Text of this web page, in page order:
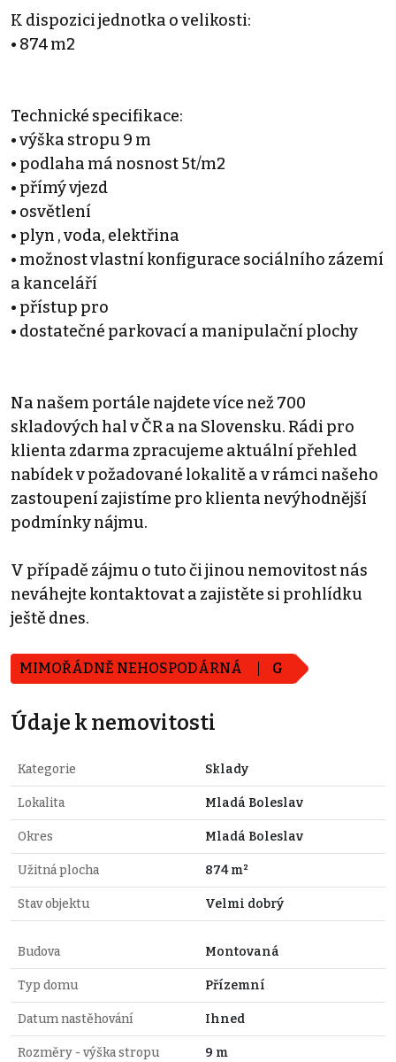
K dispozici jednotka o velikosti:
• 874 m2
Technické specifikace:
• výška stropu 9 m
• podlaha má nosnost 5t/m2
• přímý vjezd
• osvětlení
• plyn , voda, elektřina
• možnost vlastní konfigurace sociálního zázemí
a kanceláří
• přístup pro
• dostatečné parkovací a manipulační plochy
Na našem portále najdete více než 700
skladových hal v ČR a na Slovensku. Rádi pro
klienta zdarma zpracujeme aktuální přehled
nabídek v požadované lokalitě a v rámci našeho
zastoupení zajistíme pro klienta nevýhodnější
podmínky nájmu.
V případě zájmu o tuto či jinou nemovitost nás
neváhejte kontaktovat a zajistěte si prohlídku
ještě dnes.
MIMOŘÁDNĚ NEHOSPODÁRNÁ G
Údaje k nemovitosti
Kategorie Sklady
Lokalita Mladá Boleslav
Okres Mladá Boleslav
Užitná plocha 874 m²
Stav objektu Velmi dobrý
Budova Montovaná
Typ domu Přízemní
Datum nastěhování Ihned
Rozměry - výška stropu 9 m